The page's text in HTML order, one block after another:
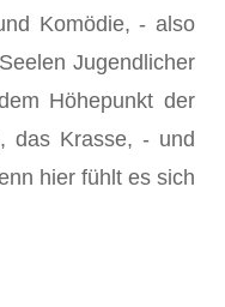
Komödie, - also
Jugendlicher
Höhepunkt der
das Krasse, - und
hier fühlt es sich